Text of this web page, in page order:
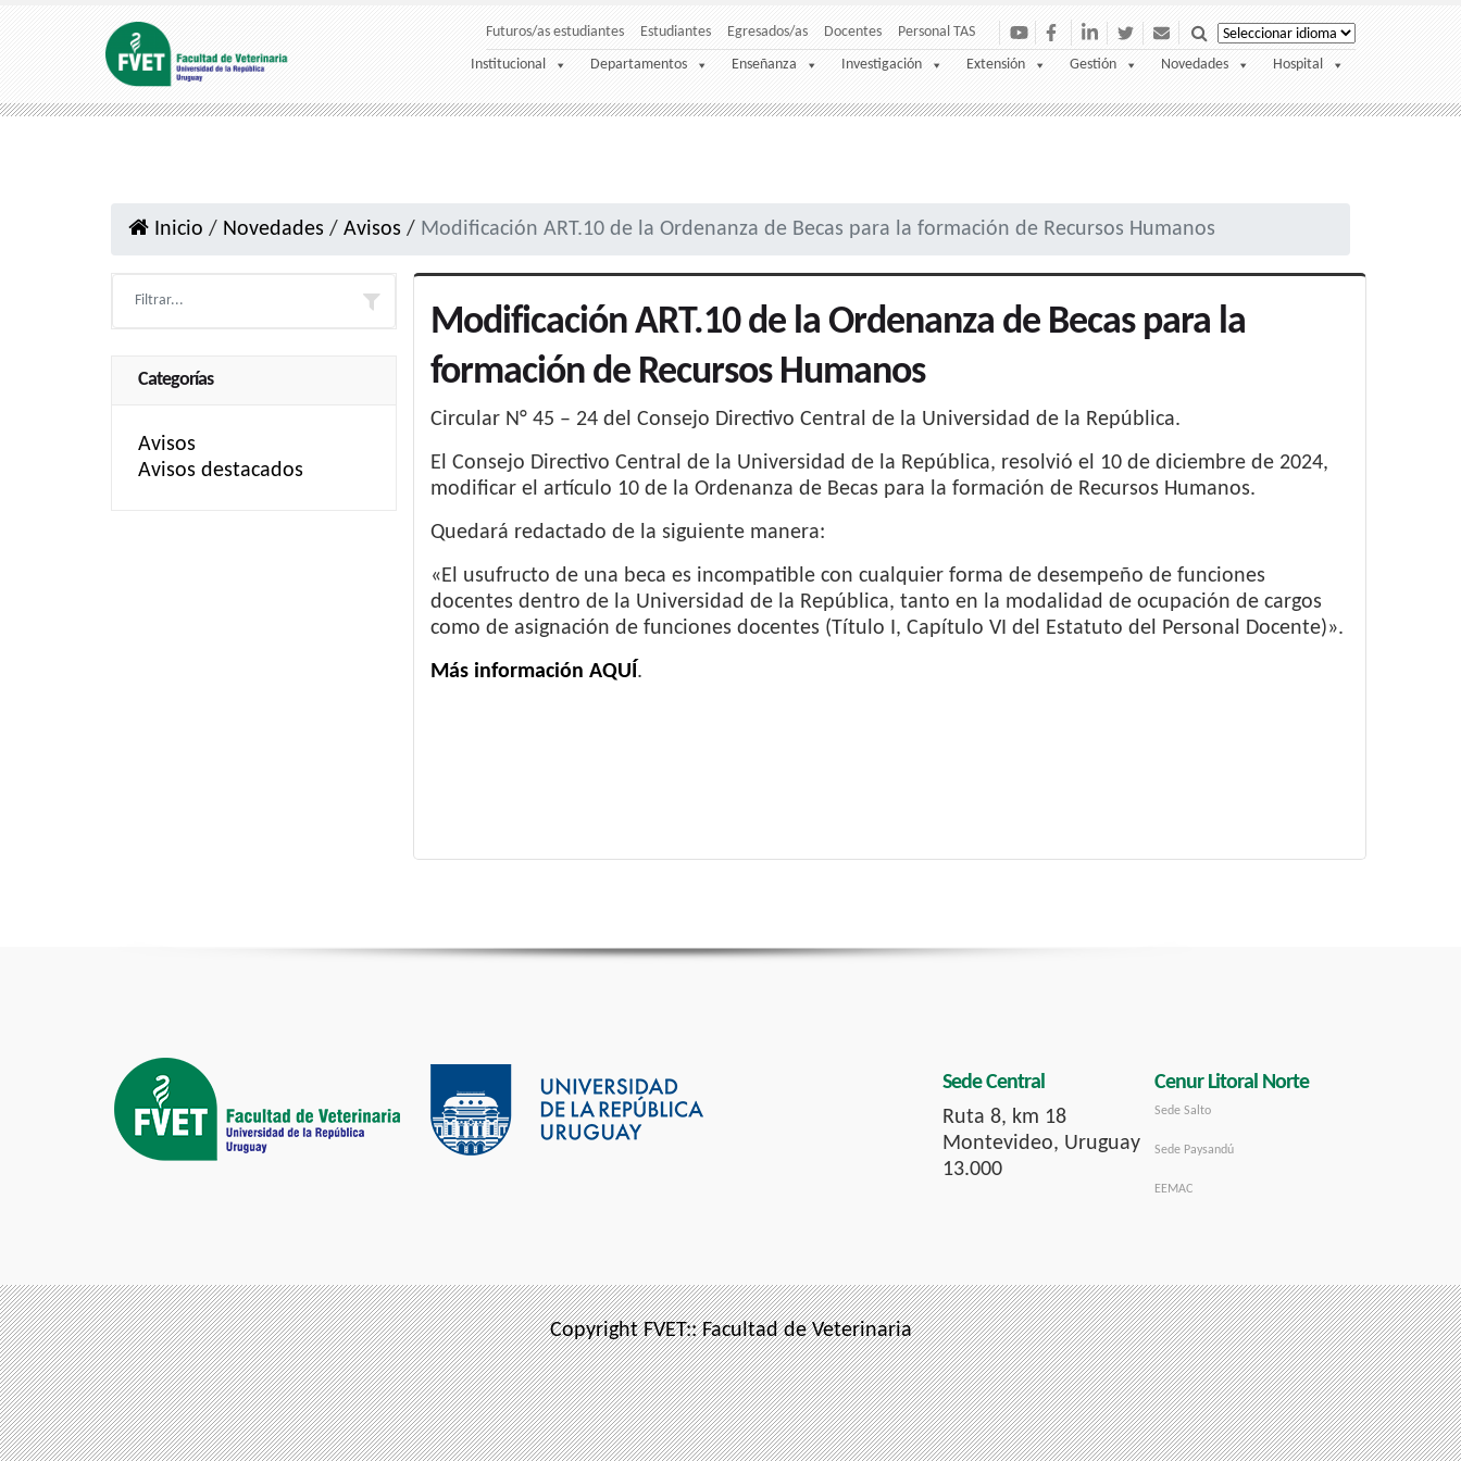
Futuros/as estudiantes Estudiantes Egresados/as Docentes Personal TAS
Institucional Departamentos Enseñanza Investigación Extensión Gestión Novedades Hospital
Inicio / Novedades / Avisos / Modificación ART.10 de la Ordenanza de Becas para la formación de Recursos Humanos
Categorías
Avisos
Avisos destacados
Modificación ART.10 de la Ordenanza de Becas para la
formación de Recursos Humanos
Circular N° 45 – 24 del Consejo Directivo Central de la Universidad de la República.
El Consejo Directivo Central de la Universidad de la República, resolvió el 10 de diciembre de 2024,
modificar el artículo 10 de la Ordenanza de Becas para la formación de Recursos Humanos.
Quedará redactado de la siguiente manera:
«El usufructo de una beca es incompatible con cualquier forma de desempeño de funciones
docentes dentro de la Universidad de la República, tanto en la modalidad de ocupación de cargos
como de asignación de funciones docentes (Título I, Capítulo VI del Estatuto del Personal Docente)».
Más información AQUÍ.
Sede Central
Ruta 8, km 18
Montevideo, Uruguay
13.000
Cenur Litoral Norte
Sede Salto
Sede Paysandú
EEMAC
Copyright FVET:: Facultad de Veterinaria